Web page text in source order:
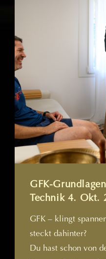
GFK-
Technik 4. Okt.
GFK – klingt
steckt dahinter?
Du hast schon von